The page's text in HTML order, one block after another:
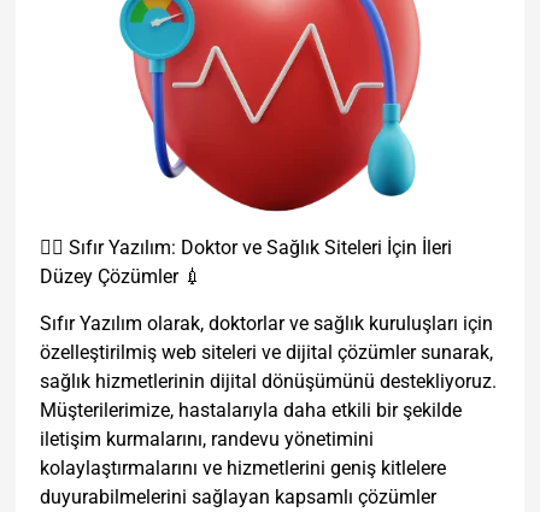
👨‍⚕️ Sıfır Yazılım: Doktor ve Sağlık Siteleri İçin İleri
Düzey Çözümler 💉
Sıfır Yazılım olarak, doktorlar ve sağlık kuruluşları için
özelleştirilmiş web siteleri ve dijital çözümler sunarak,
sağlık hizmetlerinin dijital dönüşümünü destekliyoruz.
Müşterilerimize, hastalarıyla daha etkili bir şekilde
iletişim kurmalarını, randevu yönetimini
kolaylaştırmalarını ve hizmetlerini geniş kitlelere
duyurabilmelerini sağlayan kapsamlı çözümler